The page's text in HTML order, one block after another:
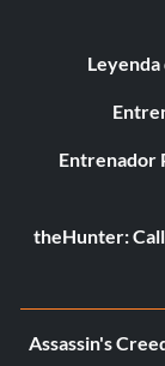
Entrenador
theHunter:
Assassin's